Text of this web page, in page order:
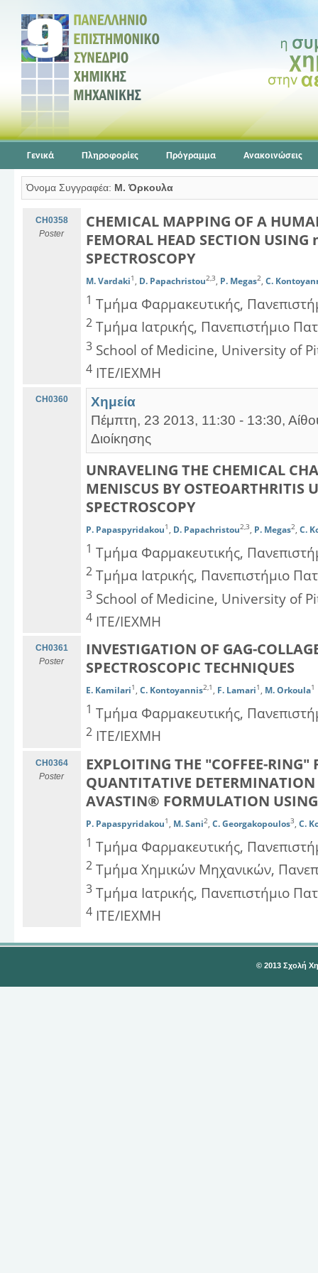
Γενικά Πληροφορίες Πρόγραμμα Ανακοινώσεις
Όνομα Συγγραφέα: Μ. Όρκουλα
CH0358
Poster
CHEMICAL MAPPING OF A
FEMORAL HEAD SECTION
SPECTROSCOPY
M. Vardaki1 , D. Papachristou2,3, P. Megas2, C.
1 Τμήμα Φαρμακευτικής,
2 Τμήμα Ιατρικής, Πανεπιστήμιο
3 School of Medicine, University of
4 ΙΤΕ/ΙΕΧΜΗ
CH0360
Χημεία
Πέμπτη, 23 2013, 11:30 - 13:30,
Διοίκησης
UNRAVELING THE CHEMICAL
MENISCUS BY
SPECTROSCOPY
P. Papaspyridakou1 , D. Papachristou2,3, P. Megas2, C.
1 Τμήμα Φαρμακευτικής,
2 Τμήμα Ιατρικής, Πανεπιστήμιο
3 School of Medicine, University of
4 ΙΤΕ/ΙΕΧΜΗ
CH0361
Poster
INVESTIGATION OF GAG-
SPECTROSCOPIC TECHNIQUES
E. Kamilari1 , C. Kontoyannis2,1 , F. Lamari1 , M. Orkoula1
1 Τμήμα Φαρμακευτικής,
2 ΙΤΕ/ΙΕΧΜΗ
CH0364
Poster
EXPLOITING THE "COFFEE-
QUANTITATIVE
AVASTIN® FORMULATION
P. Papaspyridakou1 , M. Sani2, C. Georgakopoulos3, C.
1 Τμήμα Φαρμακευτικής,
2 Τμήμα Χημικών Μηχανικών,
3 Τμήμα Ιατρικής, Πανεπιστήμιο
4 ΙΤΕ/ΙΕΧΜΗ
© 2013 Σχολή